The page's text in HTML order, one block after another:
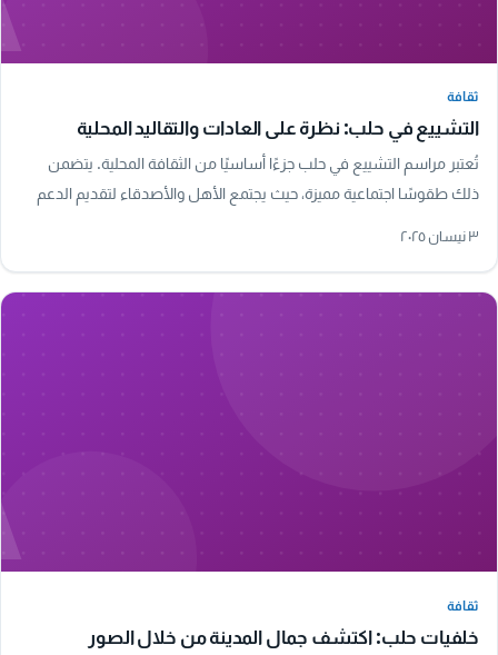
ثقافة
التشييع في حلب: نظرة على العادات والتقاليد المحلية
تُعتبر مراسم التشييع في حلب جزءًا أساسيًا من الثقافة المحلية. يتضمن
ذلك طقوسًا اجتماعية مميزة، حيث يجتمع الأهل والأصدقاء لتقديم الدعم
٣ نيسان ٢٠٢٥
ثقافة
خلفيات حلب: اكتشف جمال المدينة من خلال الصور